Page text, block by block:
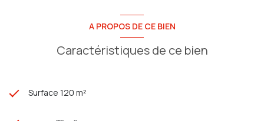
A PROPOS DE CE BIEN
Caractéristiques de ce bien
Surface 120 m²